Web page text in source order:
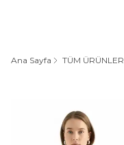
Ana Sayfa TÜM ÜRÜNLER